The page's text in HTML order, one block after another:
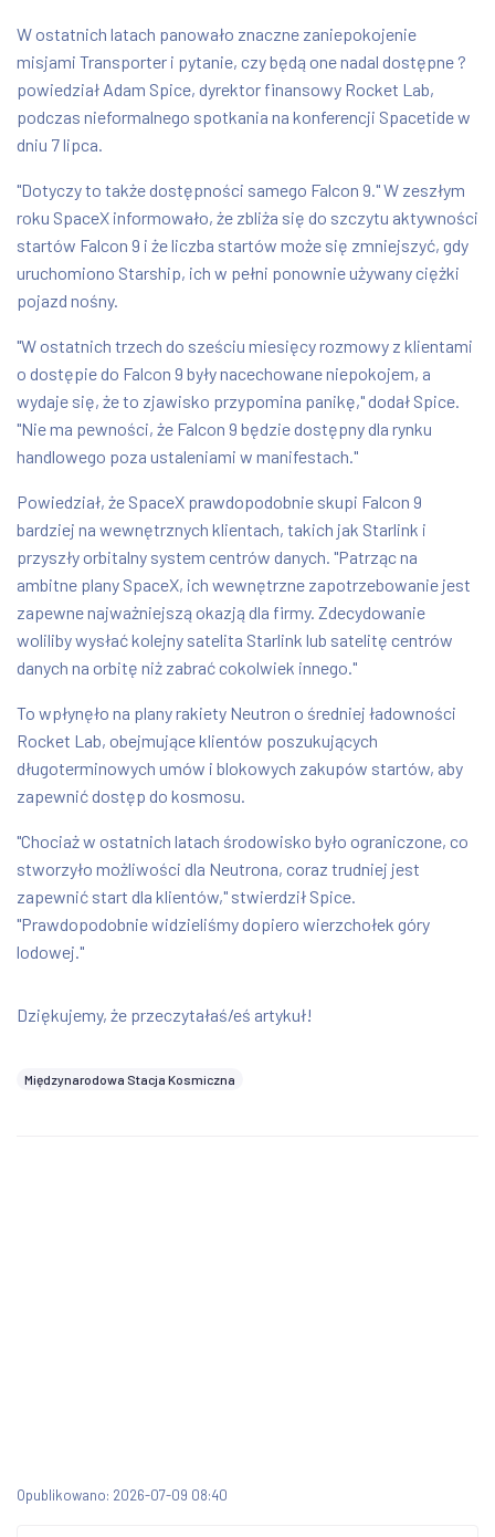
W ostatnich latach panowało znaczne zaniepokojenie
misjami Transporter i pytanie, czy będą one nadal dostępne ?
powiedział Adam Spice, dyrektor finansowy Rocket Lab,
podczas nieformalnego spotkania na konferencji Spacetide w
dniu 7 lipca.
"Dotyczy to także dostępności samego Falcon 9." W zeszłym
roku SpaceX informowało, że zbliża się do szczytu aktywności
startów Falcon 9 i że liczba startów może się zmniejszyć, gdy
uruchomiono Starship, ich w pełni ponownie używany ciężki
pojazd nośny.
"W ostatnich trzech do sześciu miesięcy rozmowy z klientami
o dostępie do Falcon 9 były nacechowane niepokojem, a
wydaje się, że to zjawisko przypomina panikę," dodał Spice.
"Nie ma pewności, że Falcon 9 będzie dostępny dla rynku
handlowego poza ustaleniami w manifestach."
Powiedział, że SpaceX prawdopodobnie skupi Falcon 9
bardziej na wewnętrznych klientach, takich jak Starlink i
przyszły orbitalny system centrów danych. "Patrząc na
ambitne plany SpaceX, ich wewnętrzne zapotrzebowanie jest
zapewne najważniejszą okazją dla firmy. Zdecydowanie
woliliby wysłać kolejny satelita Starlink lub satelitę centrów
danych na orbitę niż zabrać cokolwiek innego."
To wpłynęło na plany rakiety Neutron o średniej ładowności
Rocket Lab, obejmujące klientów poszukujących
długoterminowych umów i blokowych zakupów startów, aby
zapewnić dostęp do kosmosu.
"Chociaż w ostatnich latach środowisko było ograniczone, co
stworzyło możliwości dla Neutrona, coraz trudniej jest
zapewnić start dla klientów," stwierdził Spice.
"Prawdopodobnie widzieliśmy dopiero wierzchołek góry
lodowej."
Dziękujemy, że przeczytałaś/eś artykuł!
Międzynarodowa Stacja Kosmiczna
Opublikowano: 2026-07-09 08:40